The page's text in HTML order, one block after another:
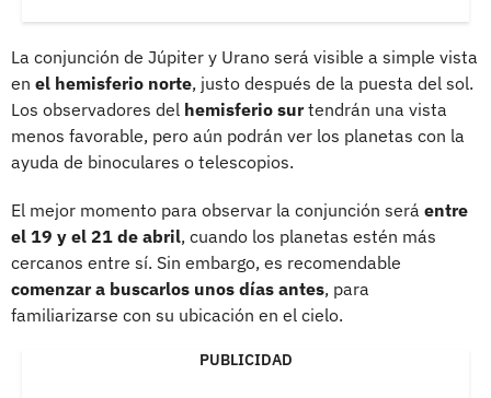
La conjunción de Júpiter y Urano será visible a simple vista
en el hemisferio norte, justo después de la puesta del sol.
Los observadores del hemisferio surtendrán una vista
menos favorable, pero aún podrán ver los planetas con la
ayuda de binoculares o telescopios.
El mejor momento para observar la conjunción será entre
el 19 y el 21 de abril, cuando los planetas estén más
cercanos entre sí. Sin embargo, es recomendable
comenzar a buscarlos unos días antes, para
familiarizarse con su ubicación en el cielo.
PUBLICIDAD